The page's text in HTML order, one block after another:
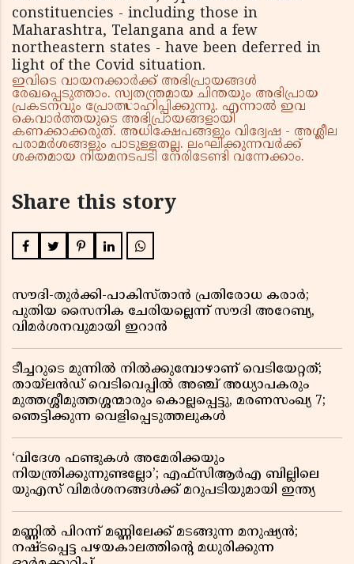
constituencies - including those in
Maharashtra, Telangana and a few
northeastern states - have been deferred in
light of the Covid situation.
ഇവിടെ വായനക്കാർക്ക് അഭിപ്രായങ്ങൾ
രേഖപ്പെടുത്താം. സ്വതന്ത്രമായ ചിന്തയും അഭിപ്രായ
പ്രകടനവും പ്രോത്സാഹിപ്പിക്കുന്നു. എന്നാൽ ഇവ
കെവാർത്തയുടെ അഭിപ്രായങ്ങളായി
കണക്കാക്കരുത്. അധിക്ഷേപങ്ങളും വിദ്വേഷ - അശ്ലീല
പരാമർശങ്ങളും പാടുള്ളതല്ല. ലംഘിക്കുന്നവർക്ക്
ശക്തമായ നിയമനടപടി നേരിടേണ്ടി വന്നേക്കാം.
Share this story
സൗദി-തുർക്കി-പാകിസ്താൻ പ്രതിരോധ കരാർ;
പുതിയ സൈനിക ചേരിയല്ലെന്ന് സൗദി അറേബ്യ,
വിമർശനവുമായി ഇറാൻ
ടീച്ചറുടെ മുന്നിൽ നിൽക്കുമ്പോഴാണ് വെടിയേറ്റത്;
തായ്‌ലൻഡ് വെടിവെപ്പിൽ അഞ്ച് അധ്യാപകരും
മുത്തശ്ശീമുത്തശ്ശന്മാരും കൊല്ലപ്പെട്ടു, മരണസംഖ്യ 7;
ഞെട്ടിക്കുന്ന വെളിപ്പെടുത്തലുകൾ
‘വിദേശ ഫണ്ടുകൾ അമേരിക്കയും
നിയന്ത്രിക്കുന്നുണ്ടല്ലോ’; എഫ്സിആർഎ ബില്ലിലെ
യുഎസ് വിമർശനങ്ങൾക്ക് മറുപടിയുമായി ഇന്ത്യ
മണ്ണിൽ പിറന്ന് മണ്ണിലേക്ക് മടങ്ങുന്ന മനുഷ്യൻ;
നഷ്ടപ്പെട്ട പഴയകാലത്തിൻ്റെ മധുരിക്കുന്ന